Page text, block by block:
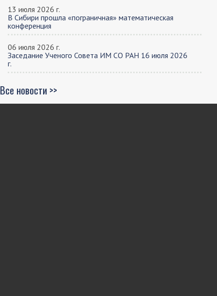
13 июля 2026 г.
В Сибири прошла «пограничная» математическая
конференция
06 июля 2026 г.
Заседание Ученого Совета ИМ СО РАН 16 июля 2026
г.
Все новости >>